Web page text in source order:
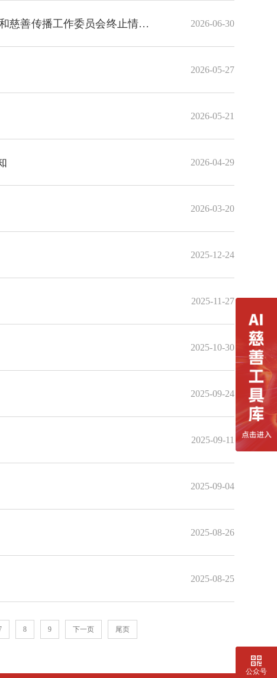
慈善传播工作委员会终止情况 2026-06-30
2026-05-27
2026-05-21
2026-04-29
2026-03-20
2025-12-24
2025-11-27
2025-10-30
2025-09-24
2025-09-11
2025-09-04
2025-08-26
2025-08-25
8 9 下一页 尾页
公众号